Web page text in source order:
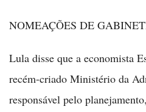
NOMEAÇÕES DE
Lula disse que a economista
recém-criado Ministério da
responsável pelo